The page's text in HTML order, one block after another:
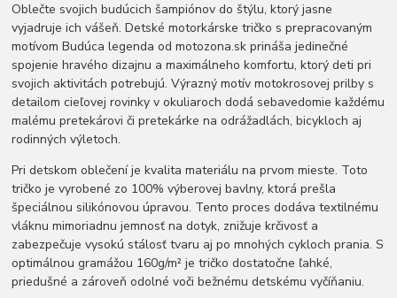
Oblečte svojich budúcich šampiónov do štýlu, ktorý jasne
vyjadruje ich vášeň. Detské motorkárske tričko s prepracovaným
motívom Budúca legenda od motozona.sk prináša jedinečné
spojenie hravého dizajnu a maximálneho komfortu, ktorý deti pri
svojich aktivitách potrebujú. Výrazný motív motokrosovej prilby s
detailom cieľovej rovinky v okuliaroch dodá sebavedomie každému
malému pretekárovi či pretekárke na odrážadlách, bicykloch aj
rodinných výletoch.
Pri detskom oblečení je kvalita materiálu na prvom mieste. Toto
tričko je vyrobené zo 100% výberovej bavlny, ktorá prešla
špeciálnou silikónovou úpravou. Tento proces dodáva textilnému
vláknu mimoriadnu jemnosť na dotyk, znižuje krčivosť a
zabezpečuje vysokú stálosť tvaru aj po mnohých cykloch prania. S
optimálnou gramážou 160g/m² je tričko dostatočne ľahké,
priedušné a zároveň odolné voči bežnému detskému vyčíňaniu.